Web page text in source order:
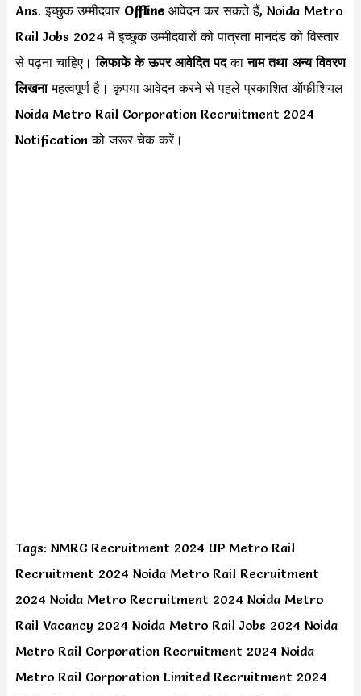
Ans. इच्छुक उम्मीदवार Offline आवेदन कर सकते हैं, Noida Metro
Rail Jobs 2024 में इच्छुक उम्मीदवारों को पात्रता मानदंड को विस्तार
से पढ़ना चाहिए।लिफाफे के ऊपर आवेदित पदकानाम तथा अन्य विवरण
लिखनामहत्वपूर्ण है। कृपया आवेदन करने से पहले प्रकाशित ऑफीशियल
Noida Metro Rail Corporation Recruitment 2024
Notification को जरूर चेक करें।
Tags: NMRC Recruitment 2024 UP Metro Rail
Recruitment 2024 Noida Metro Rail Recruitment
2024 Noida Metro Recruitment 2024 Noida Metro
Rail Vacancy 2024 Noida Metro Rail Jobs 2024 Noida
Metro Rail Corporation Recruitment 2024 Noida
Metro Rail Corporation Limited Recruitment 2024